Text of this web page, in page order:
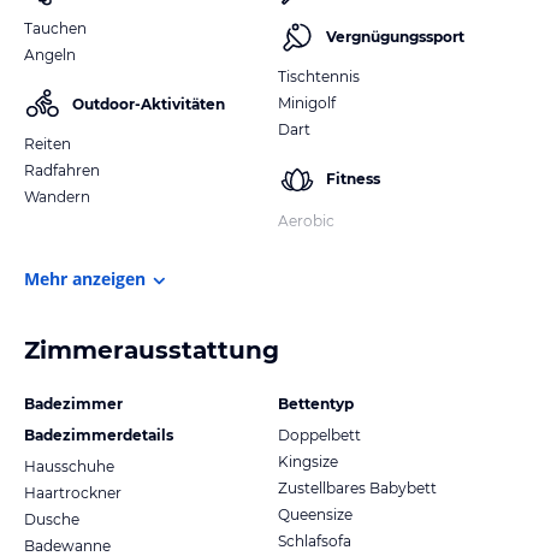
Tauchen
Angeln
Outdoor-Aktivitäten
Reiten
Radfahren
Wandern
Vergnügungssport
Tischtennis
Minigolf
Dart
Fitness
Aerobic
Mehr anzeigen
Zimmerausstattung
Badezimmer
Badezimmerdetails
Hausschuhe
Haartrockner
Dusche
Badewanne
Bettentyp
Doppelbett
Kingsize
Zustellbares Babybett
Queensize
Schlafsofa